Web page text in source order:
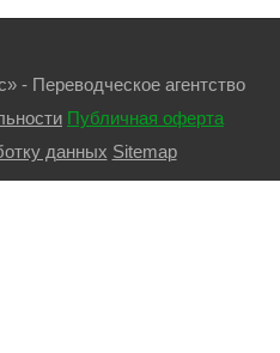
- Переводческое агентство
Публичная оферта
данных Sitemap